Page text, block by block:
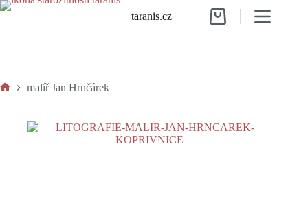
Skip
taranis.cz
Shopping
malíř Jan Hrnčárek